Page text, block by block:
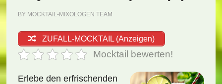
BY MOCKTAIL-MIXOLOGEN TEAM
ZUFALL-MOCKTAIL (Anzeigen)
Mocktail bewerten!
Erlebe den erfrischenden